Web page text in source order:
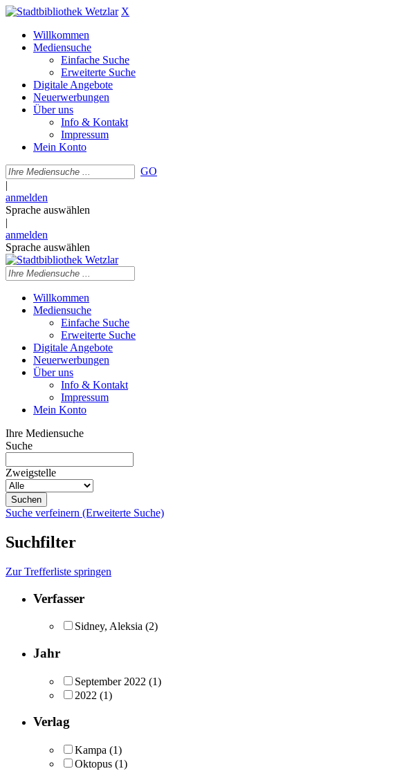
X
Willkommen
Mediensuche
Einfache Suche
Erweiterte Suche
Digitale Angebote
Neuerwerbungen
Über uns
Info & Kontakt
Impressum
Mein Konto
GO
|
anmelden
Sprache auswählen
|
anmelden
Sprache auswählen
Willkommen
Mediensuche
Einfache Suche
Erweiterte Suche
Digitale Angebote
Neuerwerbungen
Über uns
Info & Kontakt
Impressum
Mein Konto
Ihre Mediensuche
Suche
Zweigstelle
Suche verfeinern (Erweiterte Suche)
Suchfilter
Zur Trefferliste springen
Verfasser
Sidney, Aleksia (2)
Jahr
September 2022 (1)
2022 (1)
Verlag
Kampa (1)
Oktopus (1)